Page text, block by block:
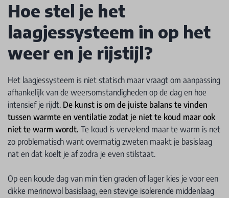
Hoe stel je het
laagjessysteem in op het
weer en je rijstijl?
Het laagjessysteem is niet statisch maar vraagt om aanpassing
afhankelijk van de weersomstandigheden op de dag en hoe
intensief je rijdt. De kunst is om de juiste balans te vinden
tussen warmte en ventilatie zodat je niet te koud maar ook
niet te warm wordt. Te koud is vervelend maar te warm is net
zo problematisch want overmatig zweten maakt je basislaag
nat en dat koelt je af zodra je even stilstaat.
Op een koude dag van min tien graden of lager kies je voor een
dikke merinowol basislaag, een stevige isolerende middenlaag